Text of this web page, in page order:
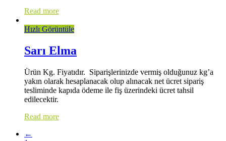
Read more
Hızlı Görüntüle
Sarı Elma
Ürün Kg. Fiyatıdır. Siparişlerinizde vermiş olduğunuz kg’a
yakın olarak hesaplanacak olup alınacak net ücret sipariş
tesliminde kapıda ödeme ile fiş üzerindeki ücret tahsil
edilecektir.
Read more
←